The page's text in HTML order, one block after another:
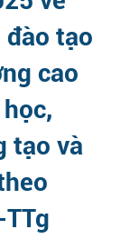
đào tạo
cao
tạo và